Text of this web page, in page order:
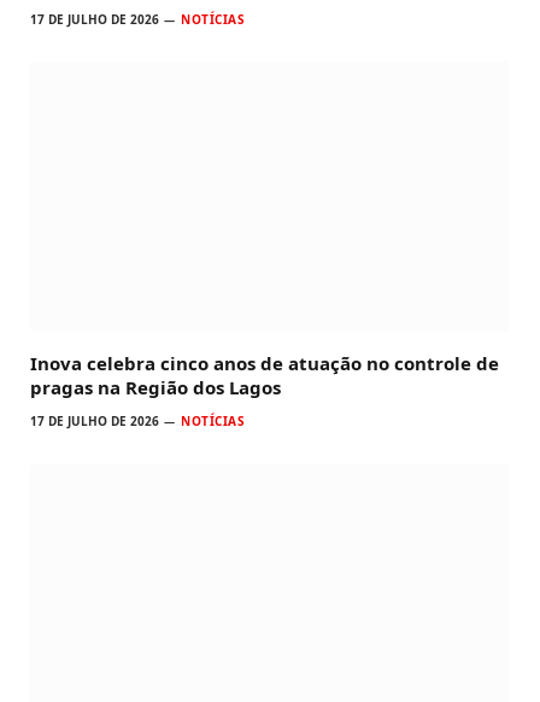
17 DE JULHO DE 2026 NOTÍCIAS
Inova celebra cinco anos de atuação no controle de
pragas na Região dos Lagos
17 DE JULHO DE 2026 NOTÍCIAS